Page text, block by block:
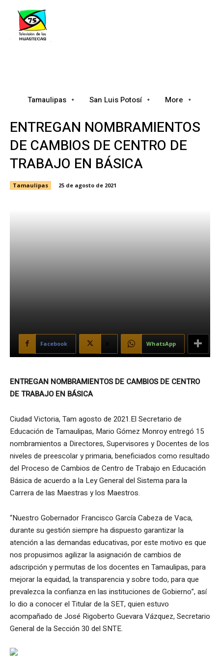
Tamaulipas San Luis Potosí More
ENTREGAN NOMBRAMIENTOS
DE CAMBIOS DE CENTRO DE
TRABAJO EN BÁSICA
Tamaulipas 25 de agosto de 2021
Facebook WhatsApp
ENTREGAN NOMBRAMIENTOS DE CAMBIOS DE CENTRO
DE TRABAJO EN BÁSICA
Ciudad Victoria, Tam agosto de 2021.El Secretario de
Educación de Tamaulipas, Mario Gómez Monroy entregó 15
nombramientos a Directores, Supervisores y Docentes de los
niveles de preescolar y primaria, beneficiados como resultado
del Proceso de Cambios de Centro de Trabajo en Educación
Básica de acuerdo a la Ley General del Sistema para la
Carrera de las Maestras y los Maestros.
“Nuestro Gobernador Francisco García Cabeza de Vaca,
durante su gestión siempre ha dispuesto garantizar la
atención a las demandas educativas, por este motivo es que
nos propusimos agilizar la asignación de cambios de
adscripción y permutas de los docentes en Tamaulipas, para
mejorar la equidad, la transparencia y sobre todo, para que
prevalezca la confianza en las instituciones de Gobierno”, así
lo dio a conocer el Titular de la SET, quien estuvo
acompañado de José Rigoberto Guevara Vázquez, Secretario
General de la Sección 30 del SNTE.